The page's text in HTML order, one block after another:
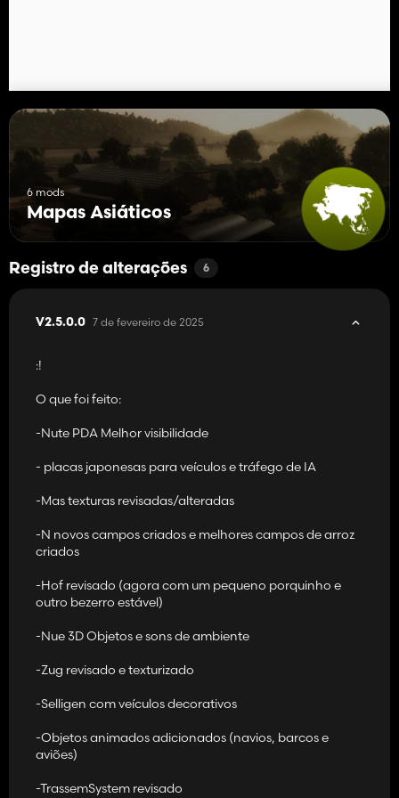
6 mods
Mapas Asiáticos
Registro de alterações 6
V2.5.0.0 7 de fevereiro de 2025
:!
O que foi feito:
-Nute PDA Melhor visibilidade
- placas japonesas para veículos e tráfego de IA
-Mas texturas revisadas/alteradas
-N novos campos criados e melhores campos de arroz
criados
-Hof revisado (agora com um pequeno porquinho e
outro bezerro estável)
-Nue 3D Objetos e sons de ambiente
-Zug revisado e texturizado
-Selligen com veículos decorativos
-Objetos animados adicionados (navios, barcos e
aviões)
-TrassemSystem revisado